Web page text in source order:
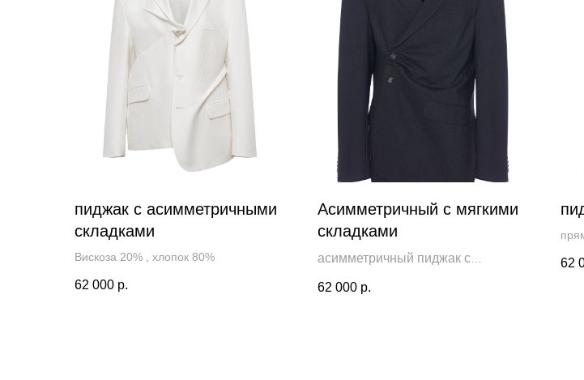
пиджак с асимметричными
складками
Вискоза 20% , хлопок 80%
62 000 р.
Асимметричный с мягкими
складками
асимметричный пиджак с
застегивается на потайную
62 000 р.
62